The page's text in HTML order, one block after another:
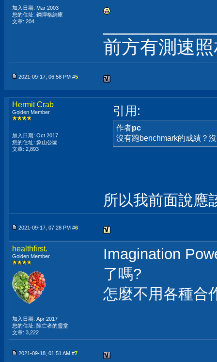
加入日期: Mar 2003
您的住址: 鋼彈格納庫
文章: 204
前方有測速
2021-09-17, 06:58 PM #5
Hermit Crab
Golden Member
加入日期: Oct 2017
您的住址: 象山公園
文章: 2,893
引用:
作者pc
沒有跑benchmark的成績？
所以我前面說應
2021-09-17, 07:28 PM #6
healthfirst.
Golden Member
加入日期: Apr 2017
您的住址: 陣亡者的靈堂
文章: 3,222
Imagination
了嗎?
怎麼不用各種合
2021-09-18, 01:51 AM #7